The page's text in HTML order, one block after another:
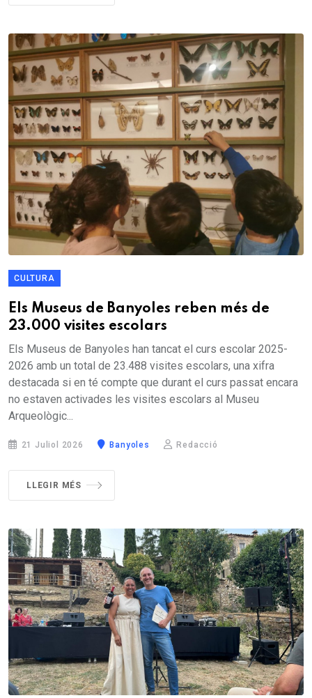
CULTURA
Els Museus de Banyoles reben més de
23.000 visites escolars
Els Museus de Banyoles han tancat el curs escolar 2025-
2026 amb un total de 23.488 visites escolars, una xifra
destacada si en té compte que durant el curs passat encara
no estaven activades les visites escolars al Museu
Arqueològic...
21 Juliol 2026 Banyoles Redacció
LLEGIR MÉS